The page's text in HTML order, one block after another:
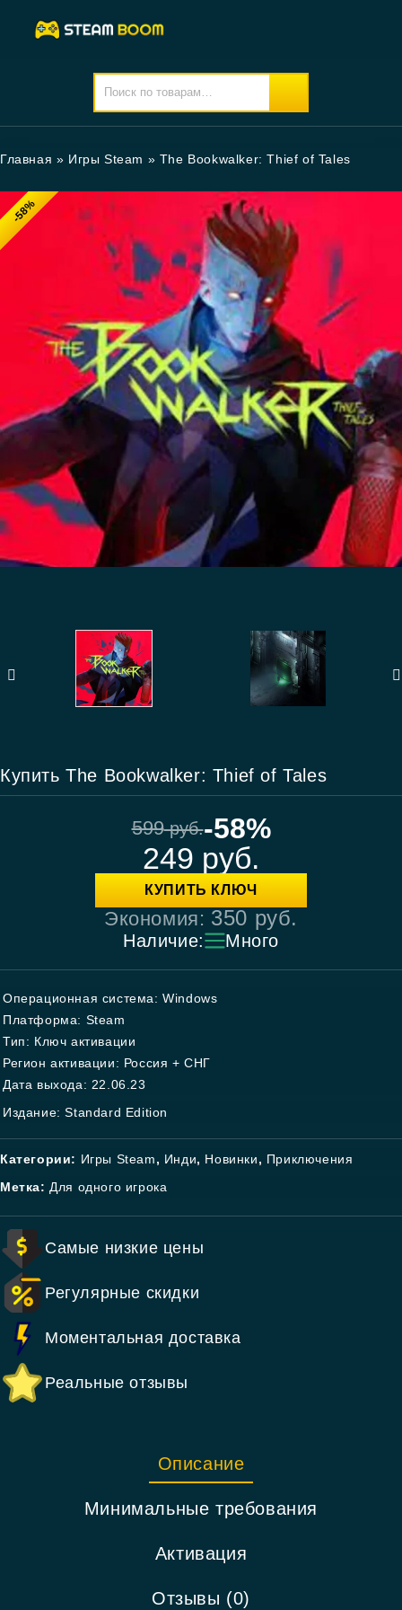
Главная » Игры Steam » The Bookwalker: Thief of Tales
-58%
Купить The Bookwalker: Thief of Tales
599руб.-58%
249 руб.
КУПИТЬ КЛЮЧ
Экономия: 350 руб.
Наличие: Много
Операционная система: Windows
Платформа: Steam
Тип: Ключ активации
Регион активации: Россия + СНГ
Дата выхода: 22.06.23
Издание: Standard Edition
Категории: Игры Steam, Инди, Новинки, Приключения
Метка: Для одного игрока
Самые низкие цены
Регулярные скидки
Моментальная доставка
Реальные отзывы
Описание
Минимальные требования
Активация
Отзывы (0)